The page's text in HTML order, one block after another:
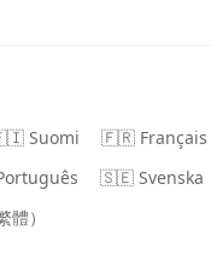
Suomi
🇫🇷 Français
🇸🇪 Svenska
）